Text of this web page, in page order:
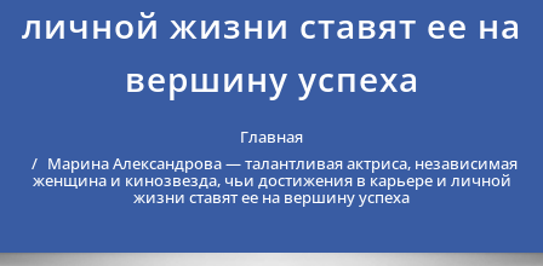
личной жизни ставят ее на
вершину успеха
Главная
Марина Александрова — талантливая актриса, независимая
женщина и кинозвезда, чьи достижения в карьере и личной
жизни ставят ее на вершину успеха